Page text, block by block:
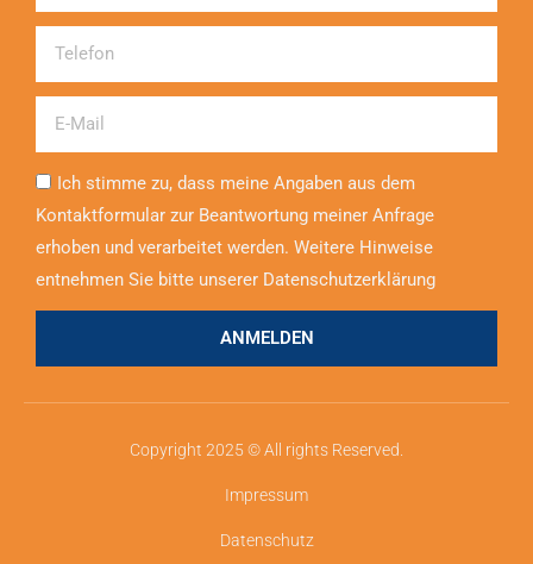
Telefon
Ich stimme zu, dass meine Angaben aus dem
Kontaktformular zur Beantwortung meiner Anfrage
erhoben und verarbeitet werden. Weitere Hinweise
entnehmen Sie bitte unserer Datenschutzerklärung
ANMELDEN
Copyright 2025 © All rights Reserved.
Impressum
Datenschutz